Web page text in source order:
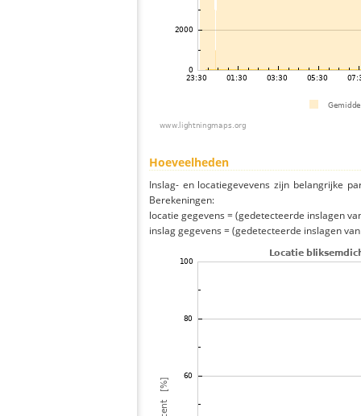
Hoeveelheden
Inslag- en locatiegevevens zijn belangrijke
Berekeningen:
locatie gegevens = (gedetecteerde inslagen
inslag gegevens = (gedetecteerde inslagen